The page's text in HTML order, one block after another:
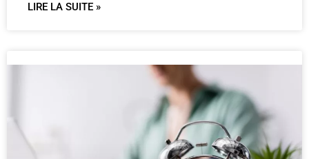
LIRE LA SUITE »